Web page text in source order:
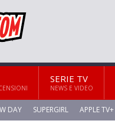
SERIE TV
NEWS E VIDEO
DAY SUPERGIRL APPLE TV+